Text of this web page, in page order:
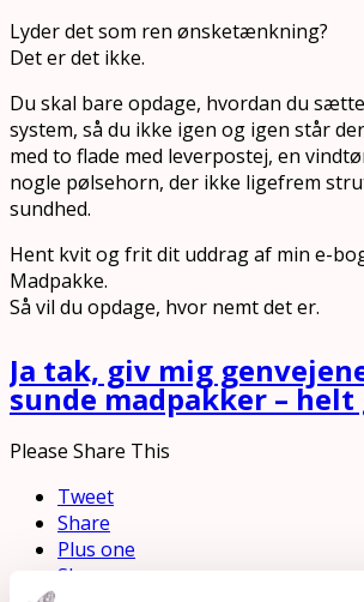
Lyder det som ren ønsketænkning?
Det er det ikke.
Du skal bare opdage, hvordan du
system, så du ikke igen og igen står
med to flade med leverpostej, en
nogle pølsehorn, der ikke ligefrem
sundhed.
Hent kvit og frit dit uddrag af min e-
Madpakke.
Så vil du opdage, hvor nemt det er.
Ja tak, giv mig
sunde madpakker –
Please Share This
Tweet
Share
Plus one
Share